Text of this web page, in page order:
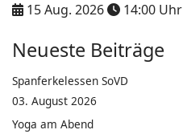
15 Aug. 2026
14:00 Uhr
Neueste Beiträge
Spanferkelessen SoVD
03. August 2026
Yoga am Abend